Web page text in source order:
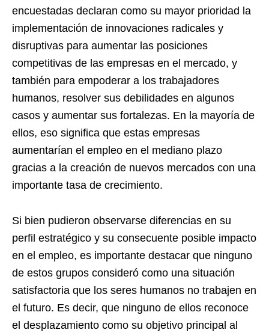
encuestadas declaran como su mayor prioridad la
implementación de innovaciones radicales y
disruptivas para aumentar las posiciones
competitivas de las empresas en el mercado, y
también para empoderar a los trabajadores
humanos, resolver sus debilidades en algunos
casos y aumentar sus fortalezas. En la mayoría de
ellos, eso significa que estas empresas
aumentarían el empleo en el mediano plazo
gracias a la creación de nuevos mercados con una
importante tasa de crecimiento.
Si bien pudieron observarse diferencias en su
perfil estratégico y su consecuente posible impacto
en el empleo, es importante destacar que ninguno
de estos grupos consideró como una situación
satisfactoria que los seres humanos no trabajen en
el futuro. Es decir, que ninguno de ellos reconoce
el desplazamiento como su objetivo principal al